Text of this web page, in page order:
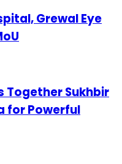
Grewal Eye
Together Sukhbir
for Powerful